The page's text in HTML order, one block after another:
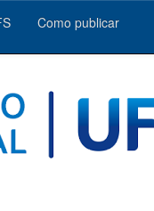
Como publicar